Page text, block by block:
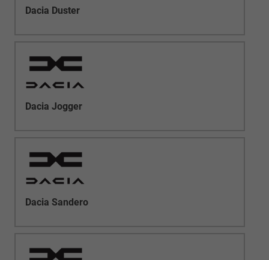
Dacia Duster
Dacia Jogger
Dacia Sandero